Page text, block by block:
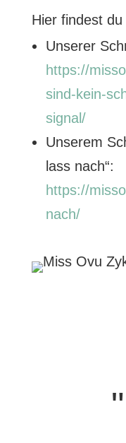
Hier findest
Unserer
https://
sind-kein-
signal/
Unserem
lass nach“:
https://
nach/